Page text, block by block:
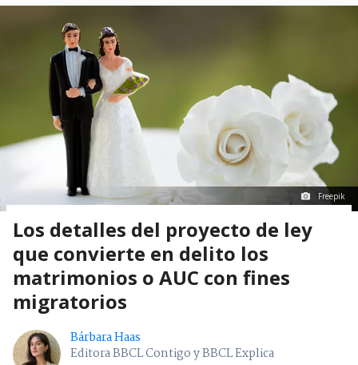
Freepik
Los detalles del proyecto de ley
que convierte en delito los
matrimonios o AUC con fines
migratorios
Bárbara Haas
Editora BBCL Contigo y BBCL Explica